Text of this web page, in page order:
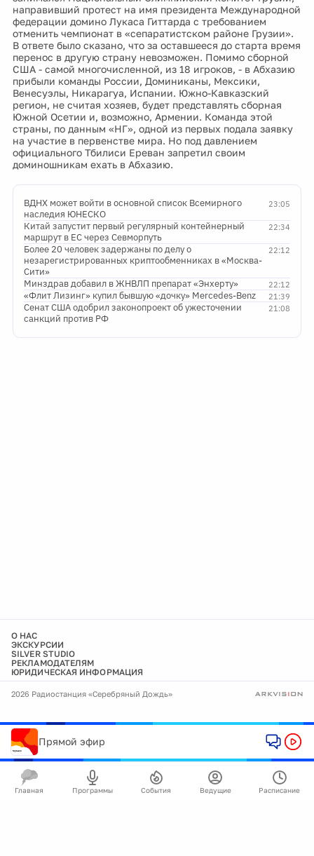
направивший протест на имя президента Международной
федерации домино Лукаса Гиттарда с требованием
отменить чемпионат в «сепаратистском районе Грузии».
В ответе было сказано, что за оставшееся до старта время
перенос в другую страну невозможен. Помимо сборной
США - самой многочисленной, из 18 игроков, - в Абхазию
прибыли команды России, Доминиканы, Мексики,
Венесуэлы, Никарагуа, Испании. Южно-Кавказский
регион, не считая хозяев, будет представлять сборная
Южной Осетии и, возможно, Армении. Команда этой
страны, по данным «НГ», одной из первых подала заявку
на участие в первенстве мира. Но под давлением
официального Тбилиси Ереван запретил своим
доминошникам ехать в Абхазию.
23:05
ВДНХ может войти в основной список Всемирного
наследия ЮНЕСКО
22:34
Китай запустит первый регулярный контейнерный
маршрут в ЕС через Севморпуть
22:12
Более 20 человек задержаны по делу о
незарегистрированных криптообменниках в «Москва-
Сити»
22:12
Минздрав добавил в ЖНВЛП препарат «Энхерту»
21:39
«Флит Лизинг» купил бывшую «дочку» Mercedes-Benz
21:08
Сенат США одобрил законопроект об ужесточении
санкций против РФ
О НАС
ЭКСКУРСИИ
SILVER STUDIO
РЕКЛАМОДАТЕЛЯМ
ЮРИДИЧЕСКАЯ ИНФОРМАЦИЯ
2026 Радиостанция «Серебряный Дождь»
Прямой эфир
Главная Программы События Ведущие Расписание